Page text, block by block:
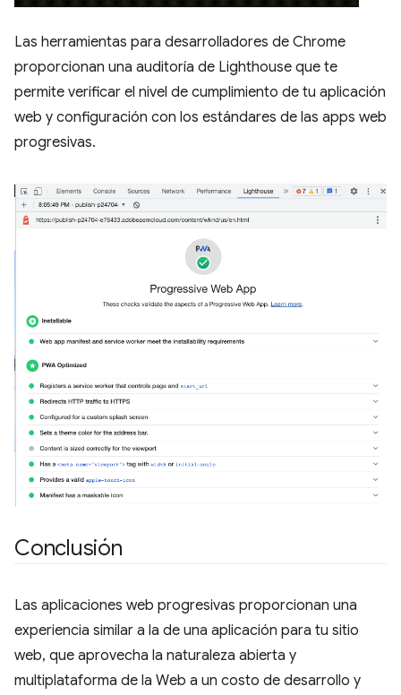
Las herramientas para desarrolladores de Chrome
proporcionan una auditoría de Lighthouse que te
permite verificar el nivel de cumplimiento de tu aplicación
web y configuración con los estándares de las apps web
progresivas.
Conclusión
Las aplicaciones web progresivas proporcionan una
experiencia similar a la de una aplicación para tu sitio
web, que aprovecha la naturaleza abierta y
multiplataforma de la Web a un costo de desarrollo y